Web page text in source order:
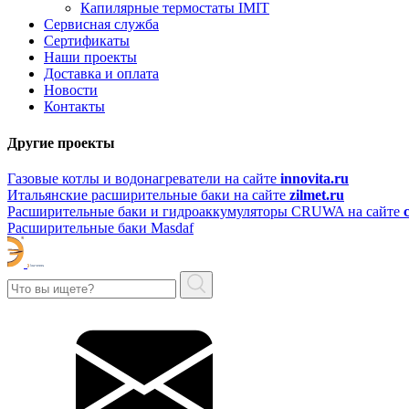
Капилярные термостаты IMIT
Сервисная служба
Сертификаты
Наши проекты
Доставка и оплата
Новости
Контакты
Другие проекты
Газовые котлы и водонагреватели на сайте innovita.ru
Итальянские расширительные баки на сайте zilmet.ru
Расширительные баки и гидроаккумуляторы CRUWA на сайте
Расширительные баки Masdaf